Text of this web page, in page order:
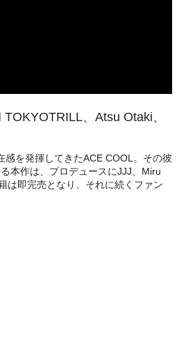
、Atsu Otaki、
を発揮してきたACE COOL。その彼
本作は、プロデュースにJJJ、Miru
は即完売となり、それに続くファン